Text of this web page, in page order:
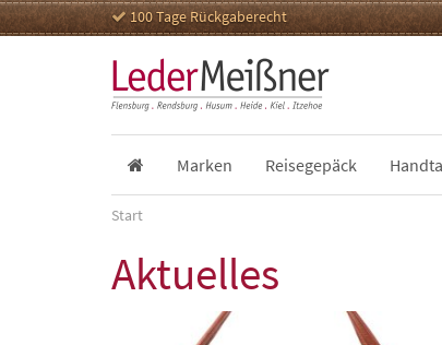
100 Tage Rückgaberecht
Marken Reisegepäck
Start
Aktuelles